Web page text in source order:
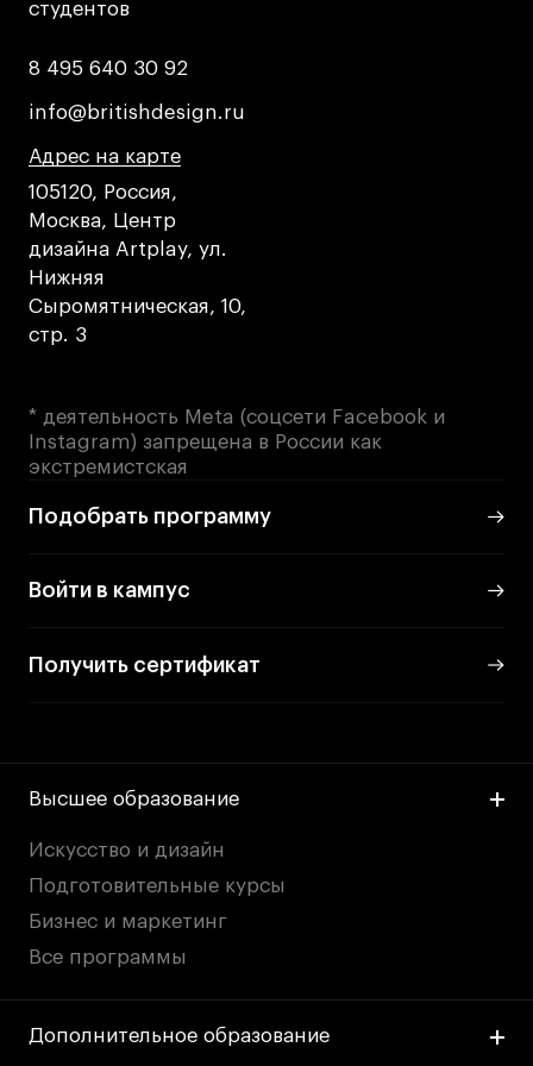
студентов
студентов
8 495 640 30 92
8 495 640 30 92
info@britishdesign.ru
info@britishdesign.ru
Адрес на карте
Адрес на карте
Адрес на карте
105120, Россия,
Москва, Центр
дизайна Artplay, ул.
Нижняя
Сыромятническая, 10,
стр. 3
* деятельность Meta (соцсети Facebook и
Instagram) запрещена в России как
экстремистская
Подобрать программу
Войти в кампус
Получить сертификат
Высшее образование
Искусство и дизайн
Подготовительные курсы
Бизнес и маркетинг
Все программы
Дополнительное образование